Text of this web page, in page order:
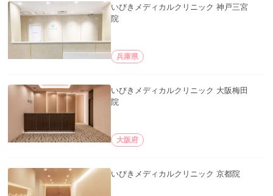
いびきメディカルクリニック 神戸三宮
院
兵庫県
いびきメディカルクリニック 大阪梅田
院
大阪府
いびきメディカルクリニック 京都院